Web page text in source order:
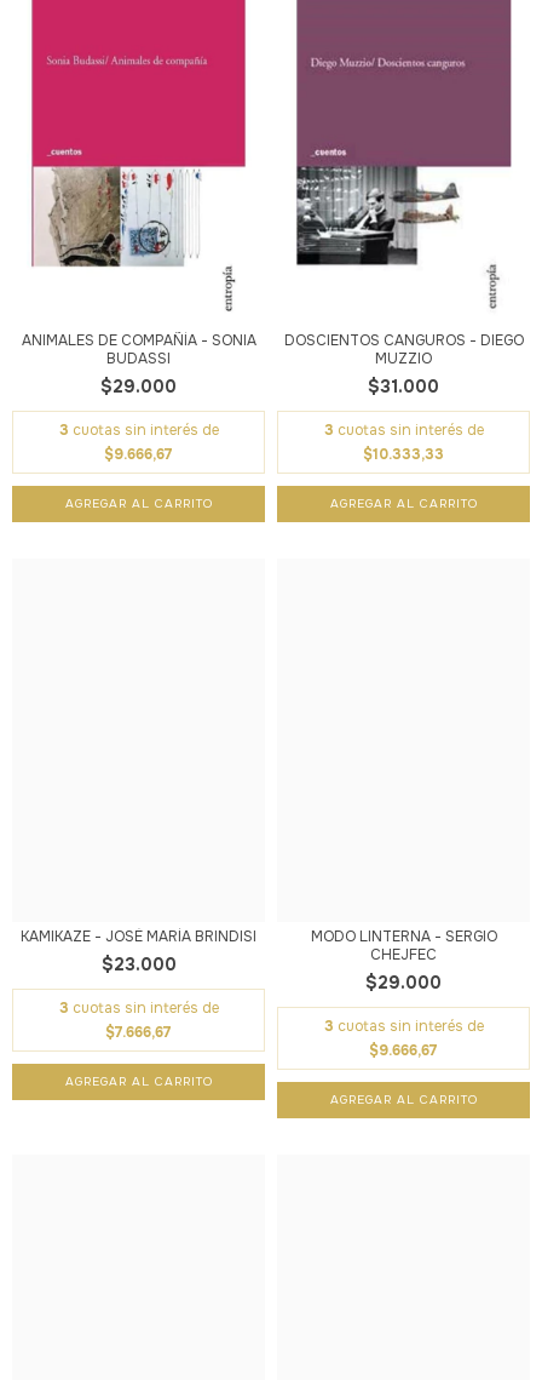
ANIMALES DE COMPAÑÍA - SONIA
BUDASSI
$29.000
3 cuotas sin interés de
$9.666,67
DOSCIENTOS CANGUROS - DIEGO
MUZZIO
$31.000
3 cuotas sin interés de
$10.333,33
KAMIKAZE - JOSÉ MARÍA BRINDISI
$23.000
3 cuotas sin interés de
$7.666,67
MODO LINTERNA - SERGIO
CHEJFEC
$29.000
3 cuotas sin interés de
$9.666,67